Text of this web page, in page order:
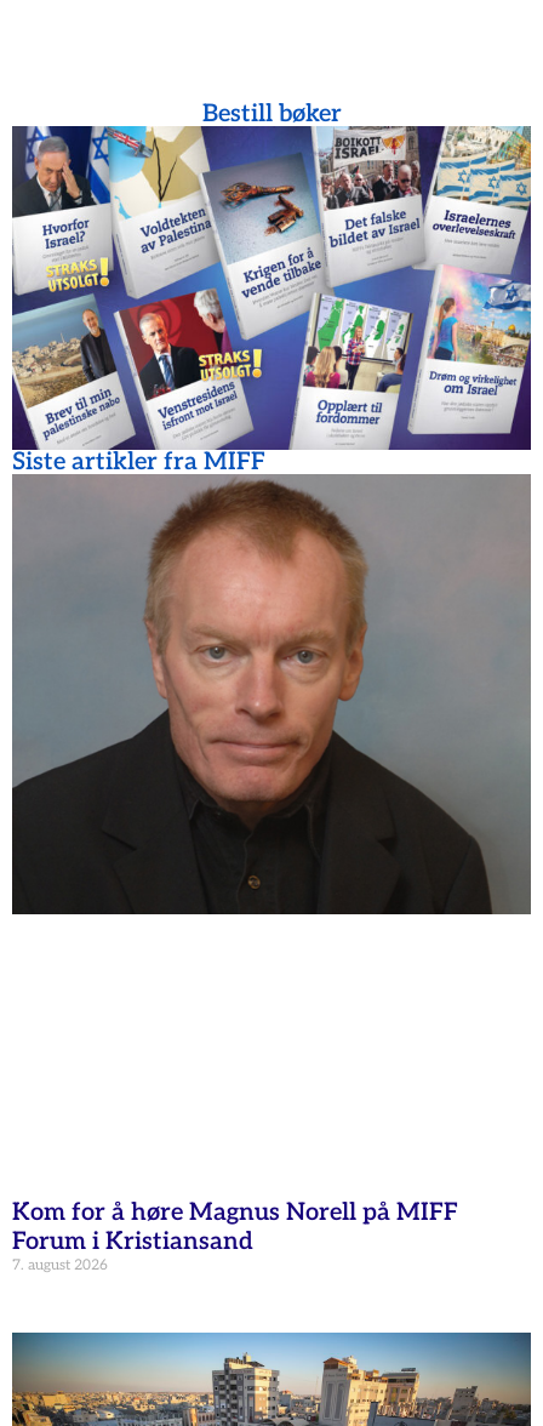
Bestill bøker
Siste artikler fra MIFF
Kom for å høre Magnus Norell på MIFF
Forum i Kristiansand
7. august 2026